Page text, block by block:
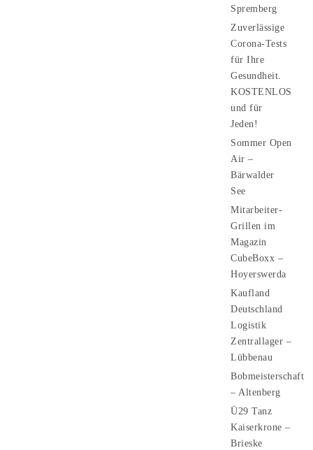
Spremberg
Zuverlässige
Corona-Tests
für Ihre
Gesundheit.
KOSTENLOS
und für
Jeden!
Sommer Open
Air –
Bärwalder
See
Mitarbeiter-
Grillen im
Magazin
CubeBoxx –
Hoyerswerda
Kaufland
Deutschland
Logistik
Zentrallager –
Lübbenau
Bobmeisterschaft
– Altenberg
Ü29 Tanz
Kaiserkrone –
Brieske